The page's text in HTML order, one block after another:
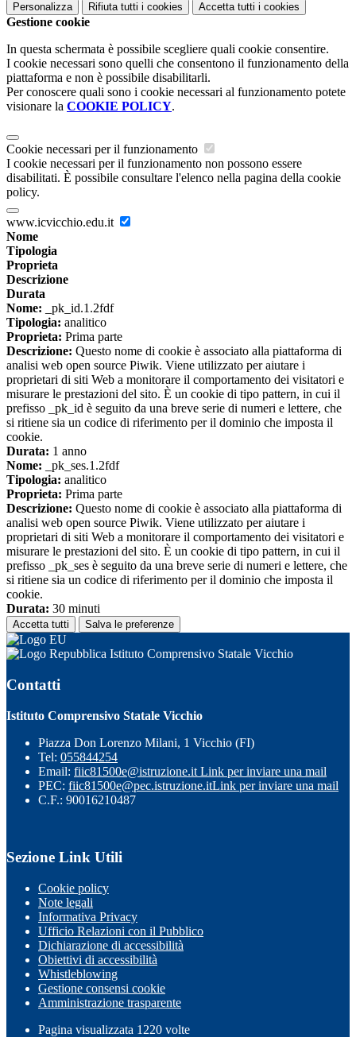
Personalizza Rifiuta tutti i cookies Accetta tutti i cookies
Gestione cookie
In questa schermata è possibile scegliere quali cookie consentire.
I cookie necessari sono quelli che consentono il funzionamento della
piattaforma e non è possibile disabilitarli.
Per conoscere quali sono i cookie necessari al funzionamento potete
visionare la COOKIE POLICY.
Cookie necessari per il funzionamento
I cookie necessari per il funzionamento non possono essere
disabilitati. È possibile consultare l'elenco nella pagina della cookie
policy.
www.icvicchio.edu.it
Nome
Tipologia
Proprieta
Descrizione
Durata
Nome: _pk_id.1.2fdf
Tipologia: analitico
Proprieta: Prima parte
Descrizione: Questo nome di cookie è associato alla piattaforma di
analisi web open source Piwik. Viene utilizzato per aiutare i
proprietari di siti Web a monitorare il comportamento dei visitatori e
misurare le prestazioni del sito. È un cookie di tipo pattern, in cui il
prefisso _pk_id è seguito da una breve serie di numeri e lettere, che
si ritiene sia un codice di riferimento per il dominio che imposta il
cookie.
Durata: 1 anno
Nome: _pk_ses.1.2fdf
Tipologia: analitico
Proprieta: Prima parte
Descrizione: Questo nome di cookie è associato alla piattaforma di
analisi web open source Piwik. Viene utilizzato per aiutare i
proprietari di siti Web a monitorare il comportamento dei visitatori e
misurare le prestazioni del sito. È un cookie di tipo pattern, in cui il
prefisso _pk_ses è seguito da una breve serie di numeri e lettere, che
si ritiene sia un codice di riferimento per il dominio che imposta il
cookie.
Durata: 30 minuti
Accetta tutti Salva le preferenze
Istituto Comprensivo Statale Vicchio
Contatti
Istituto Comprensivo Statale Vicchio
Piazza Don Lorenzo Milani, 1 Vicchio (FI)
Tel: 055844254
Email: fiic81500e@istruzione.it Link per inviare una mail
PEC: fiic81500e@pec.istruzione.itLink per inviare una mail
C.F.: 90016210487
Sezione Link Utili
Cookie policy
Note legali
Informativa Privacy
Ufficio Relazioni con il Pubblico
Dichiarazione di accessibilità
Obiettivi di accessibilità
Whistleblowing
Gestione consensi cookie
Amministrazione trasparente
Pagina visualizzata 1220 volte